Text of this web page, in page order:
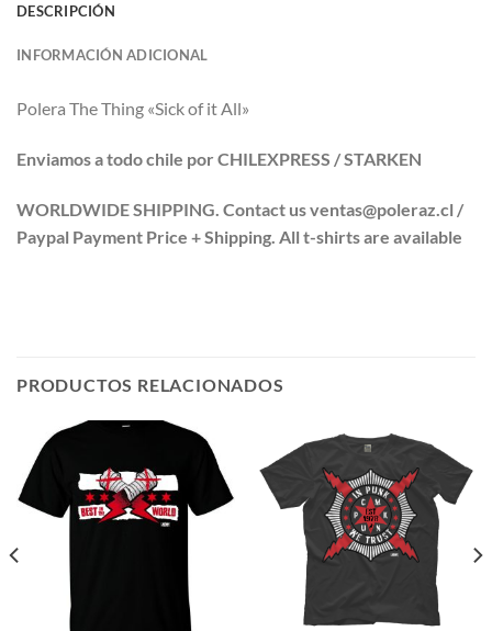
DESCRIPCIÓN
INFORMACIÓN ADICIONAL
Polera The Thing «Sick of it All»
Enviamos a todo chile por CHILEXPRESS / STARKEN
WORLDWIDE SHIPPING. Contact us ventas@poleraz.cl /
Paypal Payment Price + Shipping. All t-shirts are available
PRODUCTOS RELACIONADOS